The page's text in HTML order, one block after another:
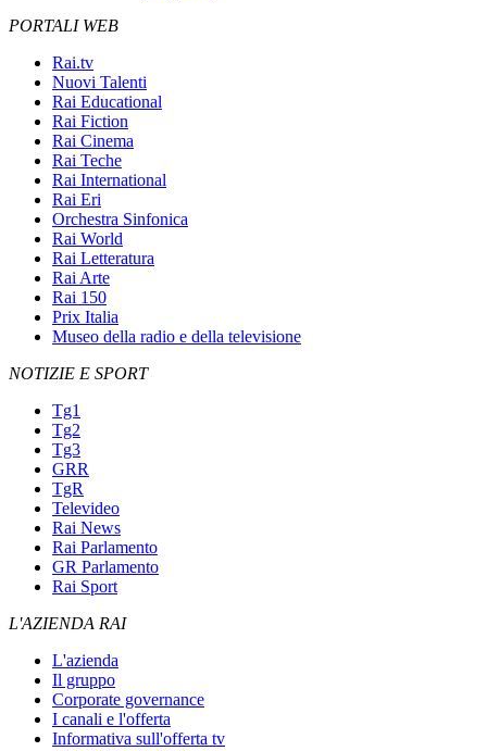
PORTALI WEB
Rai.tv
Nuovi Talenti
Rai Educational
Rai Fiction
Rai Cinema
Rai Teche
Rai International
Rai Eri
Orchestra Sinfonica
Rai World
Rai Letteratura
Rai Arte
Rai 150
Prix Italia
Museo della radio e della televisione
NOTIZIE E SPORT
Tg1
Tg2
Tg3
GRR
TgR
Televideo
Rai News
Rai Parlamento
GR Parlamento
Rai Sport
L'AZIENDA RAI
L'azienda
Il gruppo
Corporate governance
I canali e l'offerta
Informativa sull'offerta tv